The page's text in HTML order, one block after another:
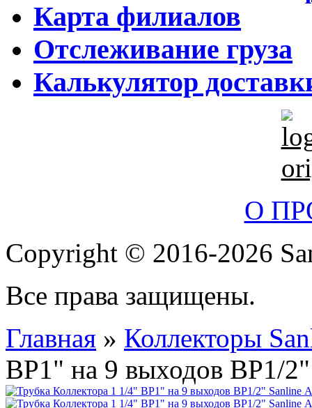
Карта филиалов
Отслеживание груза
Калькулятор
О
Copyright © 2016-2026
Все права защищены.
Главная » Коллекторы
ВР1" на 9 выходов ВР1/